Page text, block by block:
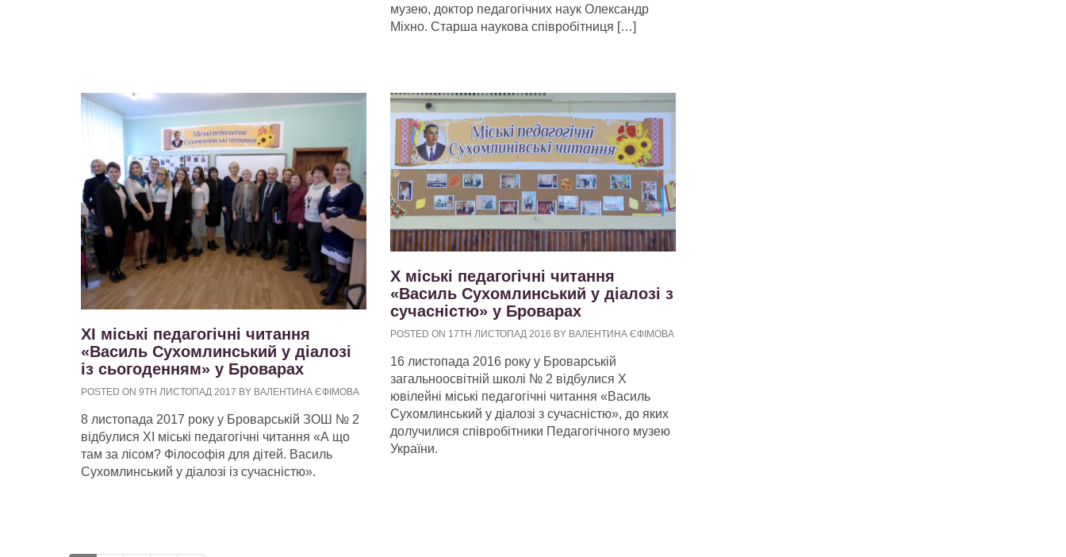
музею, доктор педагогічних наук Олександр
Міхно. Старша наукова співробітниця […]
ХІ міські педагогічні читання
«Василь Сухомлинський у діалозі
із сьогоденням» у Броварах
POSTED ON 9TH ЛИСТОПАД 2017 BY ВАЛЕНТИНА ЄФІМОВА
8 листопада 2017 року у Броварській ЗОШ № 2
відбулися ХІ міські педагогічні читання «А що
там за лісом? Філософія для дітей. Василь
Сухомлинський у діалозі із сучасністю».
Х міські педагогічні читання
«Василь Сухомлинський у діалозі з
сучасністю» у Броварах
POSTED ON 17TH ЛИСТОПАД 2016 BY ВАЛЕНТИНА ЄФІМОВА
16 листопада 2016 року у Броварській
загальноосвітній школі № 2 відбулися Х
ювілейні міські педагогічні читання «Василь
Сухомлинський у діалозі з сучасністю», до яких
долучилися співробітники Педагогічного музею
України.